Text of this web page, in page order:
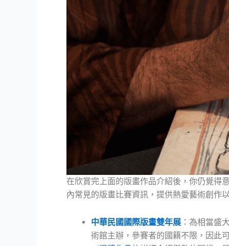
在欣賞完上面的版畫作品介紹後，你仍覺得
內常見的版畫比賽資訊，提供熱愛藝術創作
中華民國國際版畫雙年展 ：為相當盛
術館主辦，參賽者的國籍不限，因此